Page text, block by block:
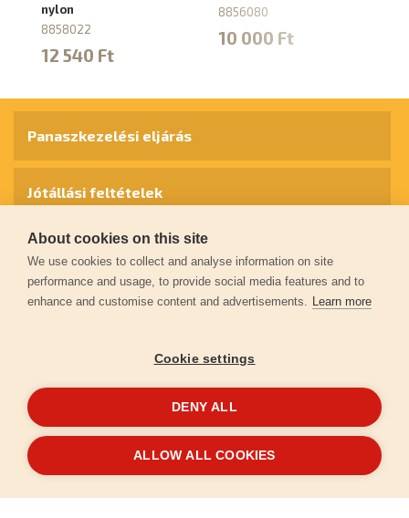
nylon
8858022
12 540 Ft
8856080
10 000 Ft
© 2026extol.hu- Minden jog fenntartva
Panaszkezelési eljárás
Jótállási feltételek
Személyes adatok védelme
Kapcsolat
Garancia regisztráció
LétrehoztaFEO
About cookies on this site
We use cookies to collect and analyse information on site
performance and usage, to provide social media features and to
enhance and customise content and advertisements. Learn more
Cookie settings
DENY ALL
ALLOW ALL COOKIES